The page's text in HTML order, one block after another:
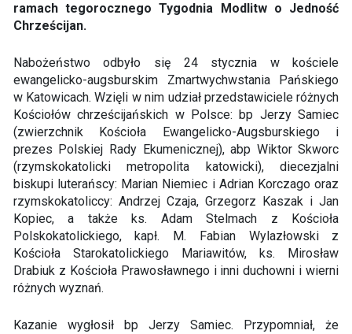
ramach tegorocznego Tygodnia Modlitw o Jedność
Chrześcijan.
Nabożeństwo odbyło się 24 stycznia w kościele
ewangelicko-augsburskim Zmartwychwstania Pańskiego
w Katowicach. Wzięli w nim udział przedstawiciele różnych
Kościołów chrześcijańskich w Polsce: bp Jerzy Samiec
(zwierzchnik Kościoła Ewangelicko-Augsburskiego i
prezes Polskiej Rady Ekumenicznej), abp Wiktor Skworc
(rzymskokatolicki metropolita katowicki), diecezjalni
biskupi luterańscy: Marian Niemiec i Adrian Korczago oraz
rzymskokatoliccy: Andrzej Czaja, Grzegorz Kaszak i Jan
Kopiec, a także ks. Adam Stelmach z Kościoła
Polskokatolickiego, kapł. M. Fabian Wylazłowski z
Kościoła Starokatolickiego Mariawitów, ks. Mirosław
Drabiuk z Kościoła Prawosławnego i inni duchowni i wierni
różnych wyznań.
Kazanie wygłosił bp Jerzy Samiec. Przypomniał, że